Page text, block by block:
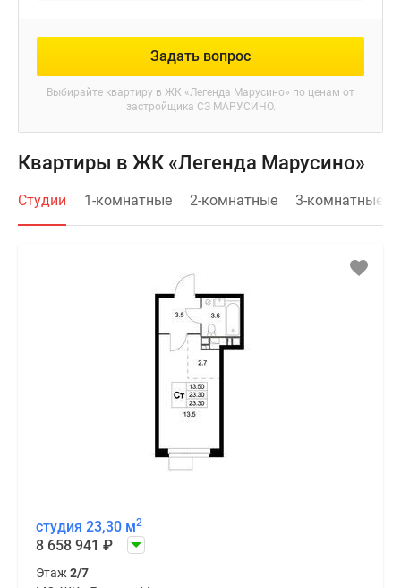
Задать вопрос
Выбирайте квартиру в ЖК «Легенда Марусино» по ценам от
застройщика СЗ МАРУСИНО.
Квартиры в ЖК «Легенда Марусино»
Студии 1-комнатные 2-комнатные 3-комнатные
студия 23,30 м2
8 658 941 ₽
Этаж 2/7